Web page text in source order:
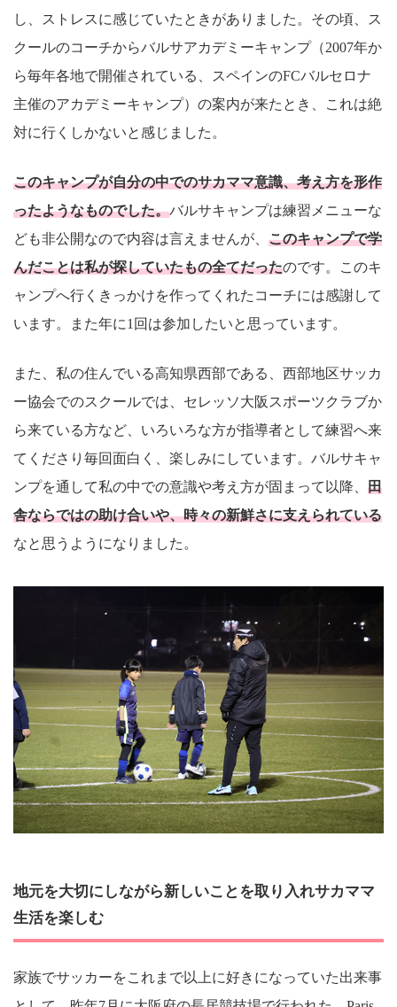
し、ストレスに感じていたときがありました。その頃、ス
クールのコーチからバルサアカデミーキャンプ（2007年か
ら毎年各地で開催されている、スペインのFCバルセロナ
主催のアカデミーキャンプ）の案内が来たとき、これは絶
対に行くしかないと感じました。
このキャンプが自分の中でのサカママ意識、考え方を形作
ったようなものでした。バルサキャンプは練習メニューな
ども非公開なので内容は言えませんが、 このキャンプで学
んだことは私が探していたもの全てだったのです。このキ
ャンプへ行くきっかけを作ってくれたコーチには感謝して
います。また年に1回は参加したいと思っています。
また、私の住んでいる高知県西部である、西部地区サッカ
ー協会でのスクールでは、セレッソ大阪スポーツクラブか
ら来ている方など、いろいろな方が指導者として練習へ来
てくださり毎回面白く、楽しみにしています。バルサキャ
ンプを通して私の中での意識や考え方が固まって以降、 田
舎ならではの助け合いや、時々の新鮮さに支えられている
なと思うようになりました。
地元を大切にしながら新しいことを取り入れサカママ
生活を楽しむ
家族でサッカーをこれまで以上に好きになっていた出来事